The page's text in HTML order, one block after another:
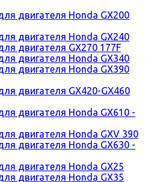
двигателя Honda GX200
двигателя Honda GX240
двигателя GX270 177F
двигателя Honda GX340
двигателя Honda GX390
двигателя GX420-GX460
двигателя Honda GX610 -
двигателя Honda GXV 390
двигателя Honda GX630 -
двигателя Honda GX25
двигателя Honda GX35